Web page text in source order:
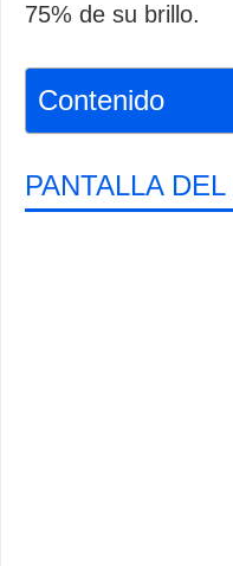
75% de su brillo.
Contenido
PANTALLA